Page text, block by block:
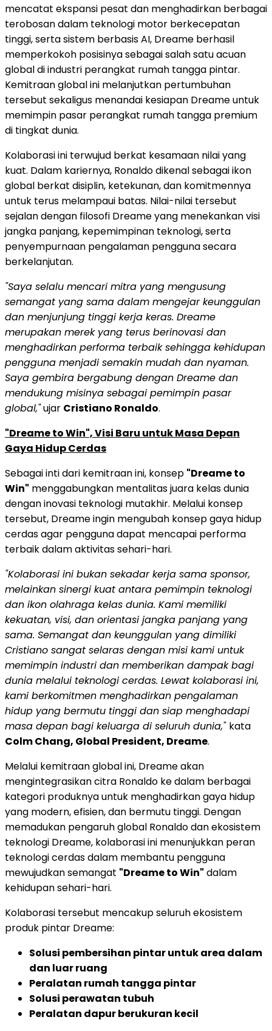
mencatat ekspansi pesat dan menghadirkan berbagai
terobosan dalam teknologi motor berkecepatan
tinggi, serta sistem berbasis AI, Dreame berhasil
memperkokoh posisinya sebagai salah satu acuan
global di industri perangkat rumah tangga pintar.
Kemitraan global ini melanjutkan pertumbuhan
tersebut sekaligus menandai kesiapan Dreame untuk
memimpin pasar perangkat rumah tangga premium
di tingkat dunia.
Kolaborasi ini terwujud berkat kesamaan nilai yang
kuat. Dalam kariernya, Ronaldo dikenal sebagai ikon
global berkat disiplin, ketekunan, dan komitmennya
untuk terus melampaui batas. Nilai-nilai tersebut
sejalan dengan filosofi Dreame yang menekankan visi
jangka panjang, kepemimpinan teknologi, serta
penyempurnaan pengalaman pengguna secara
berkelanjutan.
"Saya selalu mencari mitra yang mengusung
semangat yang sama dalam mengejar keunggulan
dan menjunjung tinggi kerja keras. Dreame
merupakan merek yang terus berinovasi dan
menghadirkan performa terbaik sehingga kehidupan
pengguna menjadi semakin mudah dan nyaman.
Saya gembira bergabung dengan Dreame dan
mendukung misinya sebagai pemimpin pasar
global,"ujar Cristiano Ronaldo.
"Dreame to Win", Visi Baru untuk Masa Depan
Gaya Hidup Cerdas
Sebagai inti dari kemitraan ini, konsep "Dreame to
Win" menggabungkan mentalitas juara kelas dunia
dengan inovasi teknologi mutakhir. Melalui konsep
tersebut, Dreame ingin mengubah konsep gaya hidup
cerdas agar pengguna dapat mencapai performa
terbaik dalam aktivitas sehari-hari.
"Kolaborasi ini bukan sekadar kerja sama sponsor,
melainkan sinergi kuat antara pemimpin teknologi
dan ikon olahraga kelas dunia. Kami memiliki
kekuatan, visi, dan orientasi jangka panjang yang
sama. Semangat dan keunggulan yang dimiliki
Cristiano sangat selaras dengan misi kami untuk
memimpin industri dan memberikan dampak bagi
dunia melalui teknologi cerdas. Lewat kolaborasi ini,
kami berkomitmen menghadirkan pengalaman
hidup yang bermutu tinggi dan siap menghadapi
masa depan bagi keluarga di seluruh dunia," kata
Colm Chang, Global President, Dreame.
Melalui kemitraan global ini, Dreame akan
mengintegrasikan citra Ronaldo ke dalam berbagai
kategori produknya untuk menghadirkan gaya hidup
yang modern, efisien, dan bermutu tinggi. Dengan
memadukan pengaruh global Ronaldo dan ekosistem
teknologi Dreame, kolaborasi ini menunjukkan peran
teknologi cerdas dalam membantu pengguna
mewujudkan semangat "Dreame to Win" dalam
kehidupan sehari-hari.
Kolaborasi tersebut mencakup seluruh ekosistem
produk pintar Dreame:
Solusi pembersihan pintar untuk area dalam
dan luar ruang
Peralatan rumah tangga pintar
Solusi perawatan tubuh
Peralatan dapur berukuran kecil